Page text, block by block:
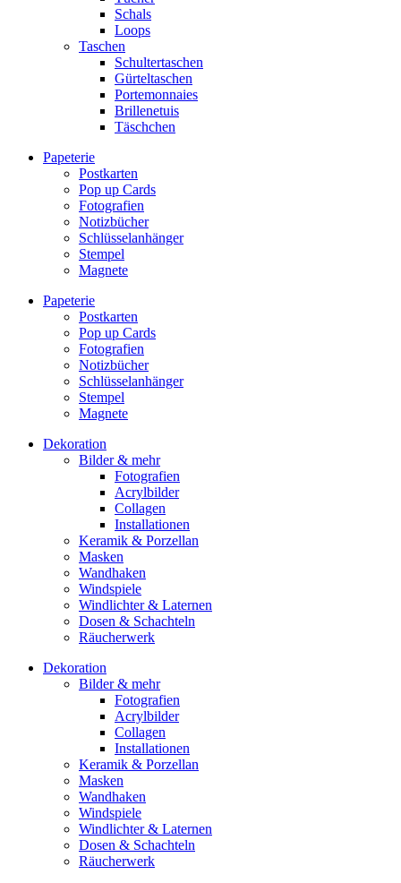
Schals
Loops
Taschen
Schultertaschen
Gürteltaschen
Portemonnaies
Brillenetuis
Täschchen
Papeterie
Postkarten
Pop up Cards
Fotografien
Notizbücher
Schlüsselanhänger
Stempel
Magnete
Papeterie
Postkarten
Pop up Cards
Fotografien
Notizbücher
Schlüsselanhänger
Stempel
Magnete
Dekoration
Bilder & mehr
Fotografien
Acrylbilder
Collagen
Installationen
Keramik & Porzellan
Masken
Wandhaken
Windspiele
Windlichter & Laternen
Dosen & Schachteln
Räucherwerk
Dekoration
Bilder & mehr
Fotografien
Acrylbilder
Collagen
Installationen
Keramik & Porzellan
Masken
Wandhaken
Windspiele
Windlichter & Laternen
Dosen & Schachteln
Räucherwerk